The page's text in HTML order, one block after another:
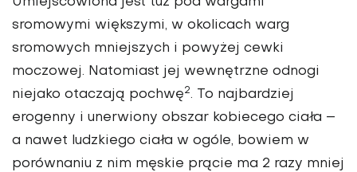
Umiejscowiona jest tuż pod wargami
sromowymi większymi, w okolicach warg
sromowych mniejszych i powyżej cewki
moczowej. Natomiast jej wewnętrzne odnogi
niejako otaczają pochwę2. To najbardziej
erogenny i unerwiony obszar kobiecego ciała –
a nawet ludzkiego ciała w ogóle, bowiem w
porównaniu z nim męskie prącie ma 2 razy mniej